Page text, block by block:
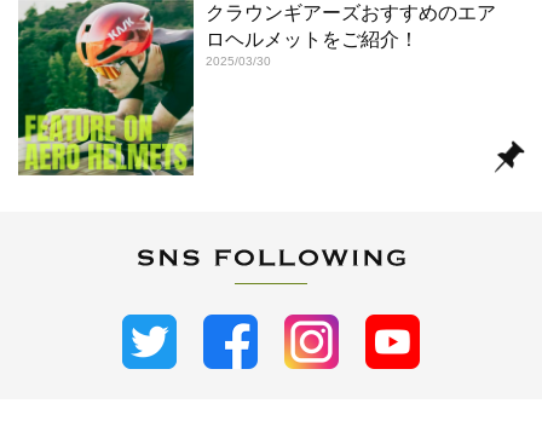
クラウンギアーズおすすめのエア
ロヘルメットをご紹介！
2025/03/30